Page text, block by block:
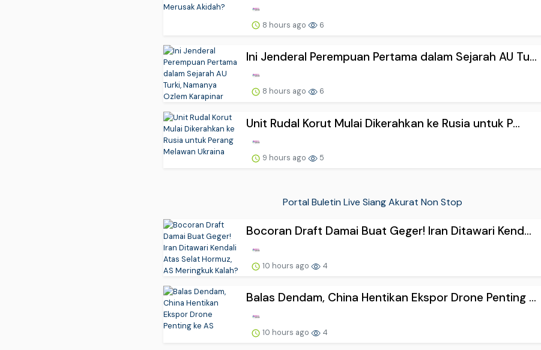
8 hours ago 6
Ini Jenderal Perempuan Pertama dalam Sejarah AU Tu...
8 hours ago 6
Unit Rudal Korut Mulai Dikerahkan ke Rusia untuk P...
9 hours ago 5
Portal Buletin Live Siang Akurat Non Stop
Bocoran Draft Damai Buat Geger! Iran Ditawari Kend...
10 hours ago 4
Balas Dendam, China Hentikan Ekspor Drone Penting ...
10 hours ago 4